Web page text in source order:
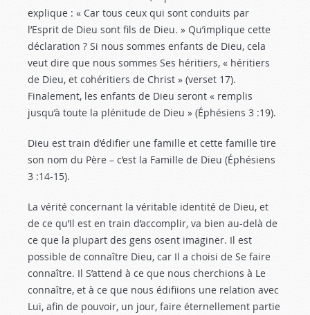
explique : « Car tous ceux qui sont conduits par
l’Esprit de Dieu sont fils de Dieu. » Qu’implique cette
déclaration ? Si nous sommes enfants de Dieu, cela
veut dire que nous sommes Ses héritiers, « héritiers
de Dieu, et cohéritiers de Christ » (verset 17).
Finalement, les enfants de Dieu seront « remplis
jusqu’à toute la plénitude de Dieu » (Éphésiens 3 :19).
Dieu est train d’édifier une famille et cette famille tire
son nom du Père – c’est la Famille de Dieu (Éphésiens
3 :14-15).
La vérité concernant la véritable identité de Dieu, et
de ce qu’Il est en train d’accomplir, va bien au-delà de
ce que la plupart des gens osent imaginer. Il est
possible de connaître Dieu, car Il a choisi de Se faire
connaître. Il S’attend à ce que nous cherchions à Le
connaître, et à ce que nous édifiions une relation avec
Lui, afin de pouvoir, un jour, faire éternellement partie